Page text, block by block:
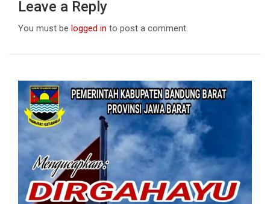
Leave a Reply
You must be logged in to post a comment.